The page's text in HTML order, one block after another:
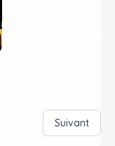
Suivant